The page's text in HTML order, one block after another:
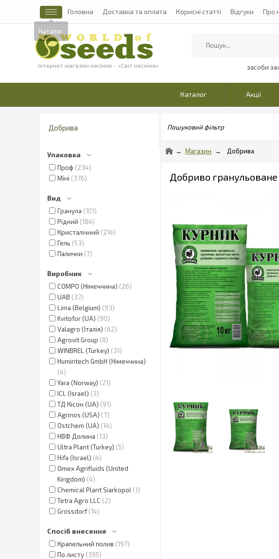
Головна Доставка та оплата Корисні статті Відгуки Про
Інтернет магазин насіння - «Світ насіння» засоби
Каталог Акції
Добрива
Упаковка
Проф
234
Міні
376
Вид
Гранула 101
Рідкий 184
Кристалічний
214
Гель
53
Палички
7
Виробник
COMPO (Німеччина)
26
UAB
37
Lima (Belgium)
93
Kvitofor (UA)
90
Valagro (Італія)
62
Agrovit Group
8
WINBREL (Turkey)
31
Humintech GmbH (Німеччина)
4
Yara (Norway)
21
ICL (Israel)
3
ТД Кісон (UA)
91
Agrinos (USA)
7
Ostchem (UA) 14
НВФ Долина 13
Ultra Plant (Turkey)
5
Hifa (Israel) 4
Omex Agrifluids (United
Kingdom) 4
Chemical Plant Siarkopol 1
Tetra Agro LLC
2
Grossdorf 14
Спосіб внесення
Крапельний полив 197
По листу 395
Пошуковий фільтр
Магазин Добрива
Добриво